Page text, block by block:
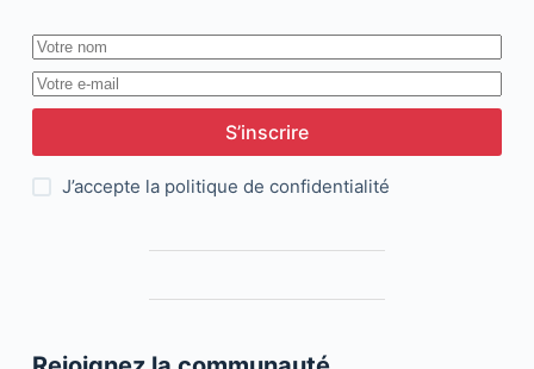
S’inscrire
J’accepte la politique de confidentialité